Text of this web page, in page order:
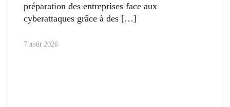
préparation des entreprises face aux
cyberattaques grâce à des
7 août 2026